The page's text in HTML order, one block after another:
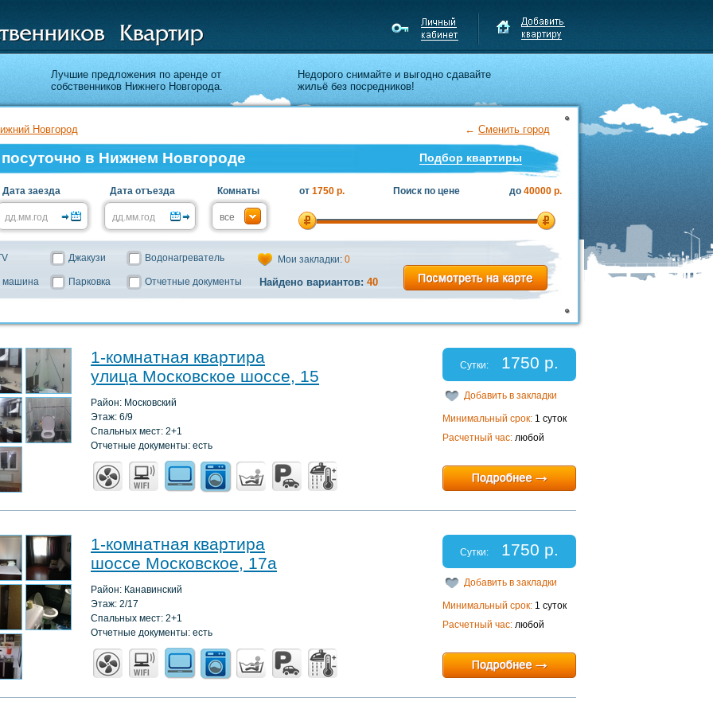
Лучшие предложения по аренде от
собственников Нижнего Новгорода.
Недорого снимайте и выгодно сдавайте
жильё без посредников!
Новгород ← Сменить город
в Нижнем Новгороде Подбор квартиры
Дата заезда Дата отъезда Комнаты Поиск по цене
от 1750 р. до 40000 р.
Джакузи Водонагреватель
машина Парковка Отчетные документы
Мои закладки: 0
Найдено вариантов: 40
1-комнатная квартира
улица Московское шоссе, 15
Район: Московский
Этаж: 6/9
Спальных мест: 2+1
Отчетные документы: есть
Сутки: 1750 р.
Добавить в закладки
Минимальный срок: 1 суток
Расчетный час: любой
1-комнатная квартира
шоссе Московское, 17а
Район: Канавинский
Этаж: 2/17
Спальных мест: 2+1
Отчетные документы: есть
Сутки: 1750 р.
Добавить в закладки
Минимальный срок: 1 суток
Расчетный час: любой